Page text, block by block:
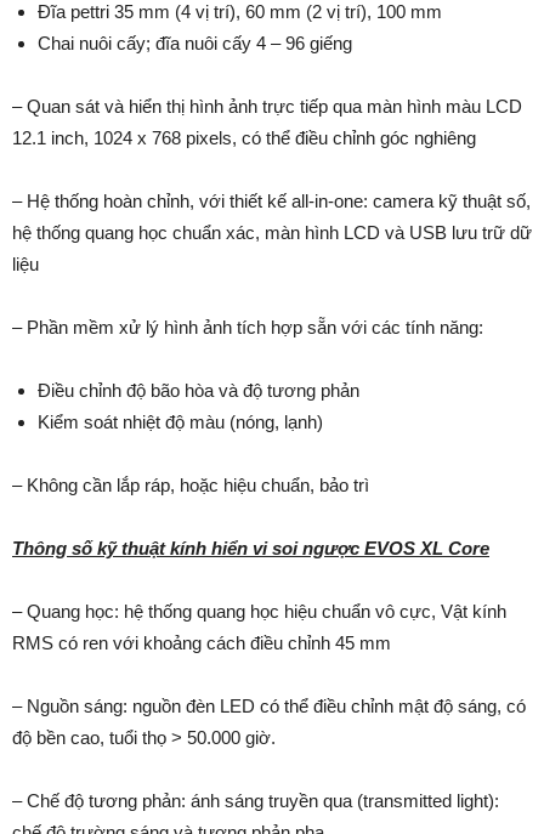
Đĩa pettri 35 mm (4 vị trí), 60 mm (2 vị trí), 100 mm
Chai nuôi cấy; đĩa nuôi cấy 4 – 96 giếng
– Quan sát và hiển thị hình ảnh trực tiếp qua màn hình màu LCD
12.1 inch, 1024 x 768 pixels, có thể điều chỉnh góc nghiêng
– Hệ thống hoàn chỉnh, với thiết kế all-in-one: camera kỹ thuật số,
hệ thống quang học chuẩn xác, màn hình LCD và USB lưu trữ dữ
liệu
– Phần mềm xử lý hình ảnh tích hợp sẵn với các tính năng:
Điều chỉnh độ bão hòa và độ tương phản
Kiểm soát nhiệt độ màu (nóng, lạnh)
– Không cần lắp ráp, hoặc hiệu chuẩn, bảo trì
Thông số kỹ thuật kính hiển vi soi ngược EVOS XL Core
– Quang học: hệ thống quang học hiệu chuẩn vô cực, Vật kính
RMS có ren với khoảng cách điều chỉnh 45 mm
– Nguồn sáng: nguồn đèn LED có thể điều chỉnh mật độ sáng, có
độ bền cao, tuổi thọ > 50.000 giờ.
– Chế độ tương phản: ánh sáng truyền qua (transmitted light):